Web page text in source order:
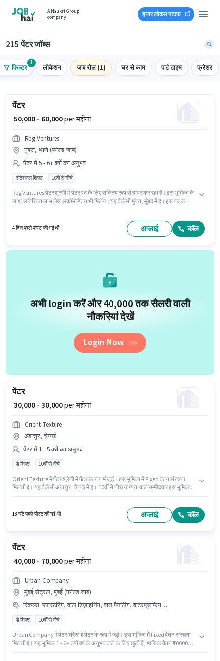
A Naukri Group
company
हायर लोकल स्टाफ
215 पेंटर जॉब्स
फिल्टर
1
लोकेशन जाब रोल (1) घर से काम पार्ट टाइम फ्रेशर
पेंटर
₹ 50,000 - 60,000per महीना
Rpg Ventures
मुंबरा, थाणे (फील्ड जाब)
पेंटर में 5 - 6+ वर्षो का अनुभव
रोटेशनल शिफ्ट 10वीं से नीचे
Rpg Ventures पेंटर श्रेणी में पेंटर पद के लिए सक्रिय रूप से हायर कर रहा है। इस भूमिका के
साथ अतिरिक्त लाभ जैसे अकॉमोडेशन भी मिलेंगे। यह वैकेंसी मुंबरा, मुंबई में है। इस पद के लिए
4 दिन पहले पोस्ट की गई थी अप्लाई कॉल
अभी login करें और ₹40,000 तक सैलरी वाली
नौकरियां देखें
Login Now
पेंटर
₹ 30,000 - 30,000per महीना
Orient Texture
अंबात्तुर, चेन्नई
पेंटर में 1 - 5 वर्षो का अनुभव
डे शिफ्ट 10वीं से नीचे
Orient Texture में पेंटर श्रेणी में पेंटर के रूप में जुड़ें। इस भूमिका में Fixed वेतन संरचना
मिलती है। यह वैकेंसी अंबात्तुर, चेन्नई में है। 10वीं से नीचे योग्यता वाले उम्मीदवार इस भूमिका के
working प्रति सप्ताह है।
18 घंटे पहले पोस्ट की गई थी अप्लाई कॉल
पेंटर
₹ 40,000 - 70,000per महीना
Urban Company
मुंबई सेंट्रल, मुंबई (फील्ड जाब)
स्किल्स: प्लास्टरिंग, वाल डिज़ाइनिंग, वाल पैनलिंग, वाटरप्रूफिंग, वाल पेपरिंग, टेक्सचर पेंटिंग, पेंट कलर नॉलेज, स्प्रे पेंटिंग, सेफ्टी प्रैक्टिसेज
डे शिफ्ट 10वीं से नीचे
Urban Company में पेंटर श्रेणी में पेंटर के रूप में जुड़ें। इस भूमिका में Fixed वेतन संरचना
मिलती है। यह भूमिका 1 - 6+ वर्षो वर्ष के अनुभव वाले के लिए खुली है, मासिक वेतन ₹70000